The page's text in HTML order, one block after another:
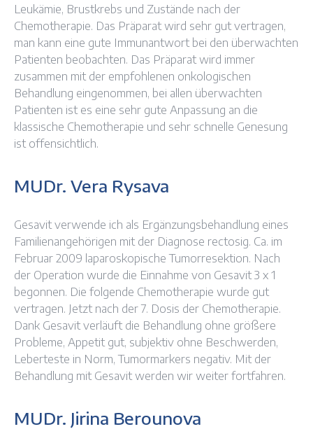
Leukämie, Brustkrebs und Zustände nach der
Chemotherapie. Das Präparat wird sehr gut vertragen,
man kann eine gute Immunantwort bei den überwachten
Patienten beobachten. Das Präparat wird immer
zusammen mit der empfohlenen onkologischen
Behandlung eingenommen, bei allen überwachten
Patienten ist es eine sehr gute Anpassung an die
klassische Chemotherapie und sehr schnelle Genesung
ist offensichtlich.
MUDr. Vera Rysava
Gesavit verwende ich als Ergänzungsbehandlung eines
Familienangehörigen mit der Diagnose rectosig. Ca. im
Februar 2009 laparoskopische Tumorresektion. Nach
der Operation wurde die Einnahme von Gesavit 3 x 1
begonnen. Die folgende Chemotherapie wurde gut
vertragen. Jetzt nach der 7. Dosis der Chemotherapie.
Dank Gesavit verläuft die Behandlung ohne größere
Probleme, Appetit gut, subjektiv ohne Beschwerden,
Leberteste in Norm, Tumormarkers negativ. Mit der
Behandlung mit Gesavit werden wir weiter fortfahren.
MUDr. Jirina Berounova